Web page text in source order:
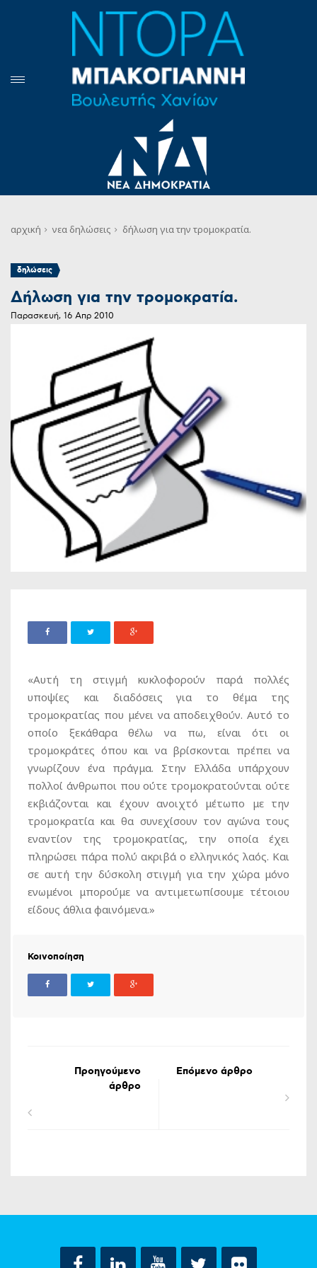
αρχική νεα δηλώσεις δήλωση για την τρομοκρατία.
δηλώσεις
Δήλωση για την τρομοκρατία.
Παρασκευή, 16 Απρ 2010
«Αυτή τη στιγμή κυκλοφορούν παρά πολλές
υποψίες και διαδόσεις για το θέμα της
τρομοκρατίας που μένει να αποδειχθούν. Αυτό το
οποίο ξεκάθαρα θέλω να πω, είναι ότι οι
τρομοκράτες όπου και να βρίσκονται πρέπει να
γνωρίζουν ένα πράγμα. Στην Ελλάδα υπάρχουν
πολλοί άνθρωποι που ούτε τρομοκρατούνται ούτε
εκβιάζονται και έχουν ανοιχτό μέτωπο με την
τρομοκρατία και θα συνεχίσουν τον αγώνα τους
εναντίον της τρομοκρατίας, την οποία έχει
πληρώσει πάρα πολύ ακριβά ο ελληνικός λαός. Και
σε αυτή την δύσκολη στιγμή για την χώρα μόνο
ενωμένοι μπορούμε να αντιμετωπίσουμε τέτοιου
είδους άθλια φαινόμενα.»
Κοινοποίηση
Προηγούμενο
άρθρο
Επόμενο άρθρο